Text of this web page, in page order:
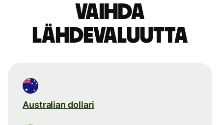
Vaihda
lähdevaluutta
Australian dollari